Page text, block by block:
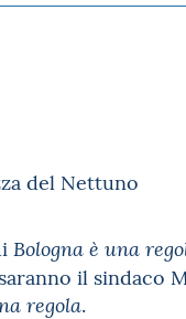
del Nettuno
Bologna è una
il sindaco
regola.